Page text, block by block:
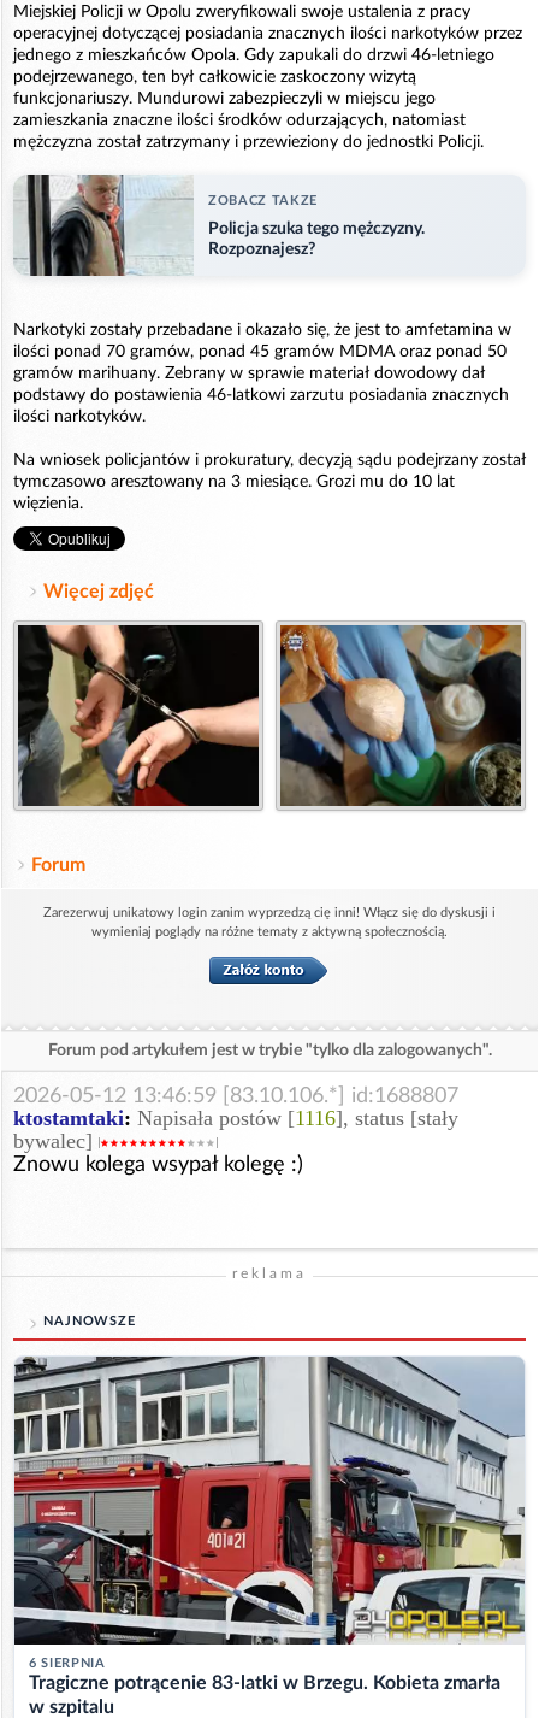
Miejskiej Policji w Opolu zweryfikowali swoje ustalenia z pracy
operacyjnej dotyczącej posiadania znacznych ilości narkotyków przez
jednego z mieszkańców Opola. Gdy zapukali do drzwi 46-letniego
podejrzewanego, ten był całkowicie zaskoczony wizytą
funkcjonariuszy. Mundurowi zabezpieczyli w miejscu jego
zamieszkania znaczne ilości środków odurzających, natomiast
mężczyzna został zatrzymany i przewieziony do jednostki Policji.
ZOBACZ TAKZE
Policja szuka tego mężczyzny.
Rozpoznajesz?
Narkotyki zostały przebadane i okazało się, że jest to amfetamina w
ilości ponad 70 gramów, ponad 45 gramów MDMA oraz ponad 50
gramów marihuany. Zebrany w sprawie materiał dowodowy dał
podstawy do postawienia 46-latkowi zarzutu posiadania znacznych
ilości narkotyków.
Na wniosek policjantów i prokuratury, decyzją sądu podejrzany został
tymczasowo aresztowany na 3 miesiące. Grozi mu do 10 lat
więzienia.
Więcej zdjęć
Forum
Zarezerwuj unikatowy login zanim wyprzedzą cię inni! Włącz się do dyskusji i
wymieniaj poglądy na różne tematy z aktywną społecznością.
Forum pod artykułem jest w trybie "tylko dla zalogowanych".
2026-05-12 13:46:59 [83.10.106.*] id:1688807
ktostamtaki: Napisała postów [1116], status [stały
bywalec]
Znowu kolega wsypał kolegę :)
reklama
NAJNOWSZE
6 SIERPNIA
Tragiczne potrącenie 83-latki w Brzegu. Kobieta zmarła
w szpitalu